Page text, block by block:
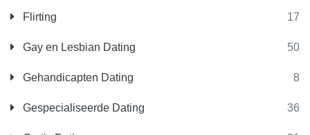
Flirting 17
Gay en Lesbian Dating 50
Gehandicapten Dating 8
Gespecialiseerde Dating 36